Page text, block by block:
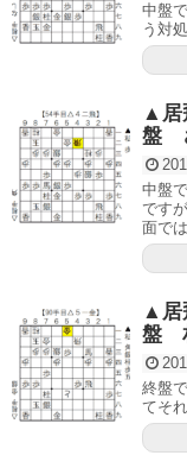
中盤
う対
▲居
盤
中盤
です
面で
▲居
盤
終盤
てそ